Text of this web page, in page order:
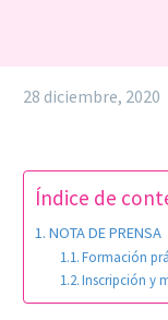
28 diciembre, 2020
Índice de
NOTA DE PRENSA
Formación
Inscripción y